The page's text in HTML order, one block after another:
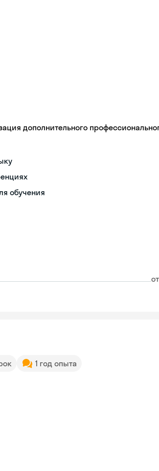
дополнительного
обучения
1 год опыта